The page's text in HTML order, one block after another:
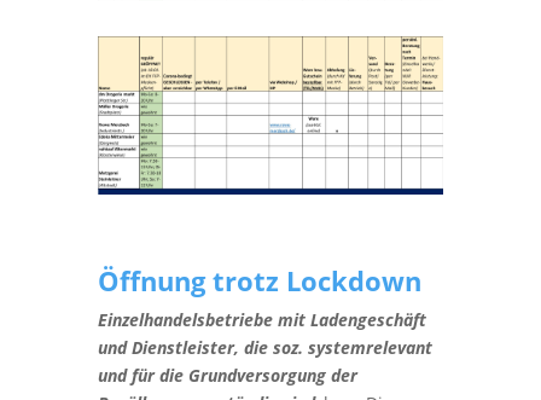
Öffnung trotz Lockdown
Einzelhandelsbetriebe mit Ladengeschäft
und Dienstleister, die soz. systemrelevant
und für die Grundversorgung der